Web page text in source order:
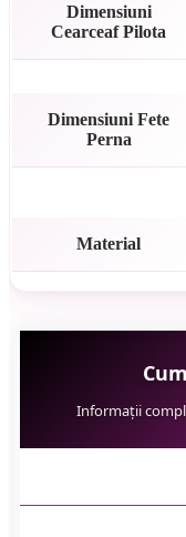
Dimensiuni
Cearceaf Pilota
Dimensiuni Fete
Perna
Material
Informații